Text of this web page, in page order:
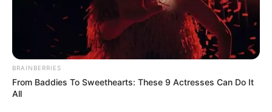
¡Hasta que por fin! Tras las
rejas ‘Brandon’ el
delincuente más peligroso
de la comuna 8 de Ibagué
BRAINBERRIES
From Baddies To Sweethearts: These 9 Actresses Can Do It
All